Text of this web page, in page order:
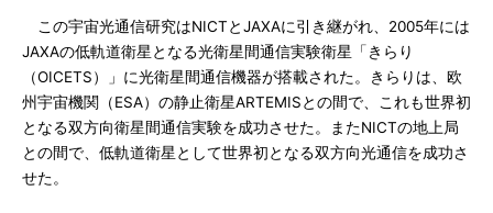
この宇宙光通信研究はNICTとJAXAに引き継がれ、2005年には
JAXAの低軌道衛星となる光衛星間通信実験衛星「きらり
（OICETS）」に光衛星間通信機器が搭載された。きらりは、欧
州宇宙機関（ESA）の静止衛星ARTEMISとの間で、これも世界初
となる双方向衛星間通信実験を成功させた。またNICTの地上局
との間で、低軌道衛星として世界初となる双方向光通信を成功さ
せた。